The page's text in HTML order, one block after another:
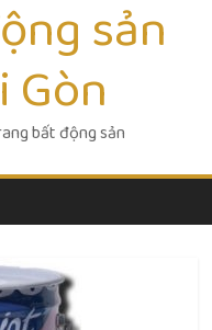
sản
Gòn
bất động sản